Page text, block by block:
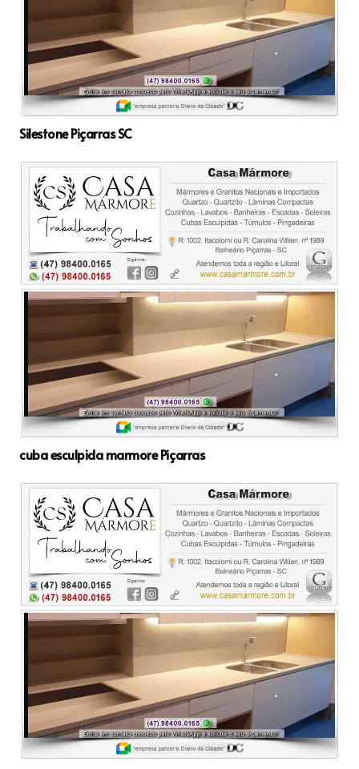
Silestone Piçarras SC
cuba esculpida marmore Piçarras